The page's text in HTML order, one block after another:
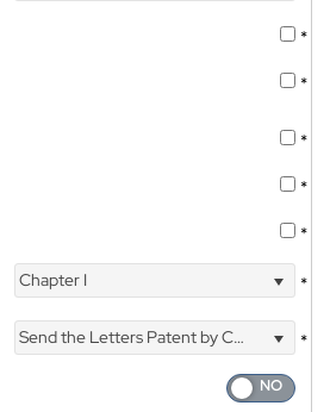
*
*
*
*
*
Chapter I *
Send the Letters Patent by Courier
*